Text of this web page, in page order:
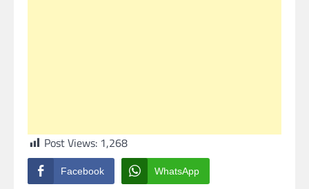
Post Views: 1,268
Facebook WhatsApp